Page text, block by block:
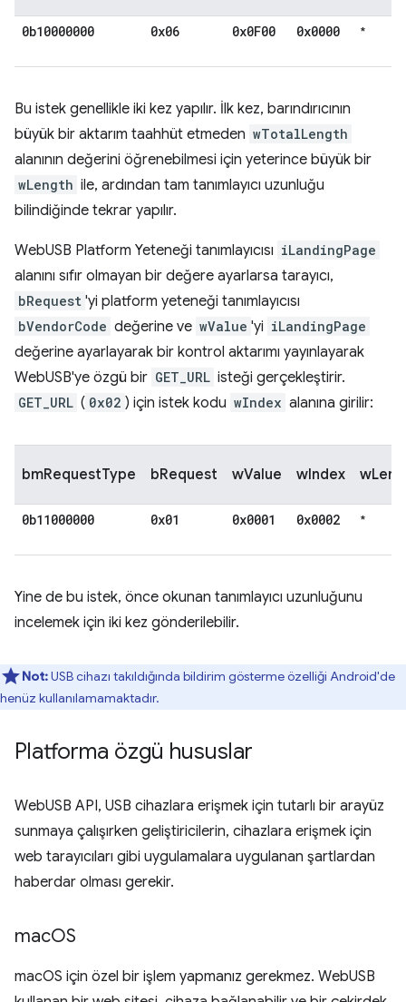
0b10000000 0x06 0x0F00 0x0000 *
Bu istek genellikle iki kez yapılır. İlk kez, barındırıcının
büyük bir aktarım taahhüt etmeden wTotalLength
alanının değerini öğrenebilmesi için yeterince büyük bir
wLength ile, ardından tam tanımlayıcı uzunluğu
bilindiğinde tekrar yapılır.
WebUSB Platform Yeteneği tanımlayıcısı iLandingPage
alanını sıfır olmayan bir değere ayarlarsa tarayıcı,
bRequest 'yi platform yeteneği tanımlayıcısı
bVendorCode değerine ve wValue 'yi iLandingPage
değerine ayarlayarak bir kontrol aktarımı yayınlayarak
WebUSB'ye özgü bir GET_URL isteği gerçekleştirir.
GET_URL ( 0x02 ) için istek kodu wIndex alanına girilir:
bmRequestType bRequest wValue wIndex
0b11000000 0x01 0x0001 0x0002 *
Yine de bu istek, önce okunan tanımlayıcı uzunluğunu
incelemek için iki kez gönderilebilir.
Not:USB cihazı takıldığında bildirim gösterme özelliği Android'de
henüz kullanılamamaktadır.
Platforma özgü hususlar
WebUSB API, USB cihazlara erişmek için tutarlı bir arayüz
sunmaya çalışırken geliştiricilerin, cihazlara erişmek için
web tarayıcıları gibi uygulamalara uygulanan şartlardan
haberdar olması gerekir.
macOS
macOS için özel bir işlem yapmanız gerekmez. WebUSB